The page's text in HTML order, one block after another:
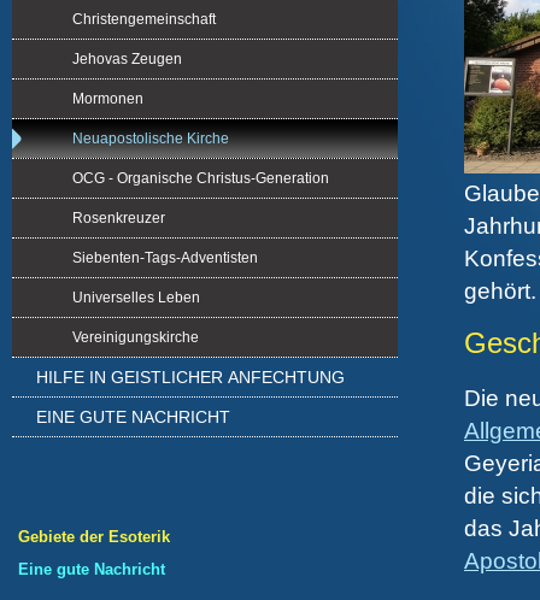
gehört.
Die
die
das
Christengemeinschaft
Jehovas Zeugen
Mormonen
Neuapostolische Kirche
OCG - Organische Christus-Generation
Rosenkreuzer
Siebenten-Tags-Adventisten
Universelles Leben
Vereinigungskirche
HILFE IN GEISTLICHER ANFECHTUNG
EINE GUTE NACHRICHT
Gebiete der Esoterik
Eine gute Nachricht